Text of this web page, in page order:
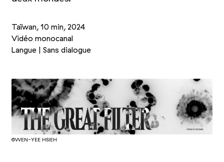
Taïwan, 10 min, 2024
Vidéo monocanal
Langue | Sans dialogue
©WEN-YEE HSIEH